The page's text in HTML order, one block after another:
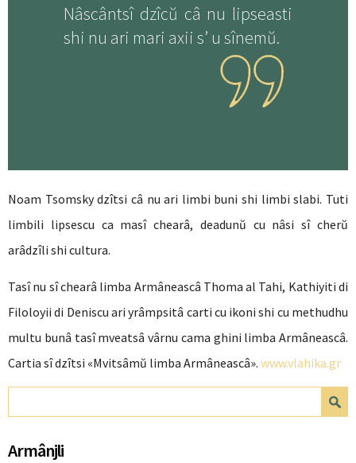
Nâscântsî dzîcŭ câ nu lipseasti
shi nu ari mari axii s’ u sînemŭ.
Noam Tsomsky dzîtsi câ nu ari limbi buni shi limbi slabi. Tuti
limbili lipsescu ca masî chearâ, deadunŭ cu nâsi sî cherŭ
arâdzîli shi cultura.
Tasî nu sî chearâ limba Armâneascâ Thoma al Tahi, Kathiyiti di
Filoloyii di Deniscu ari yrâmpsitâ carti cu ikoni shi cu methudhu
multu bunâ tasî mveatsâ vârnu cama ghini limba Armâneascâ.
Cartia sî dzîtsi «Mvitsâmŭ limba Armâneascâ». www.vlahika.gr
Search form
Armânjli